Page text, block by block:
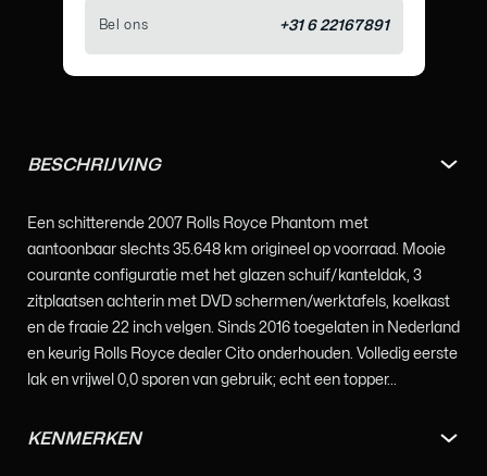
Bel ons +31 6 22167891
BESCHRIJVING
Een schitterende 2007 Rolls Royce Phantom met
aantoonbaar slechts 35.648 km origineel op voorraad. Mooie
courante configuratie met het glazen schuif/kanteldak, 3
zitplaatsen achterin met DVD schermen/werktafels, koelkast
en de fraaie 22 inch velgen. Sinds 2016 toegelaten in Nederland
en keurig Rolls Royce dealer Cito onderhouden. Volledig eerste
lak en vrijwel 0,0 sporen van gebruik; echt een topper...
KENMERKEN